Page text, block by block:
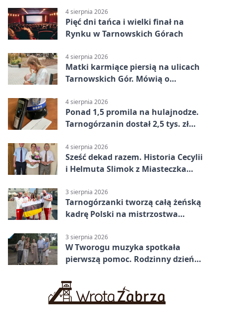
4 sierpnia 2026
Pięć dni tańca i wielki finał na
Rynku w Tarnowskich Górach
4 sierpnia 2026
Matki karmiące piersią na ulicach
Tarnowskich Gór. Mówią o
4 sierpnia 2026
Ponad 1,5 promila na hulajnodze.
Tarnogórzanin dostał 2,5 tys. zł
4 sierpnia 2026
Sześć dekad razem. Historia Cecylii
i Helmuta Slimok z Miasteczka
3 sierpnia 2026
Tarnogórzanki tworzą całą żeńską
kadrę Polski na mistrzostwa
3 sierpnia 2026
W Tworogu muzyka spotkała
pierwszą pomoc. Rodzinny dzień